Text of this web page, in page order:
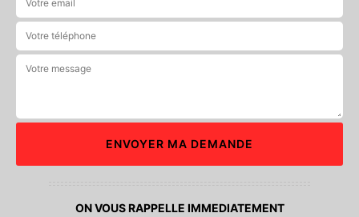
ON VOUS RAPPELLE IMMEDIATEMENT